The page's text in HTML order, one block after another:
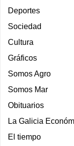
Deportes
Sociedad
Cultura
Gráficos
Somos Agro
Somos Mar
Obituarios
La Galicia
El tiempo